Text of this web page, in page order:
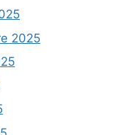
2025